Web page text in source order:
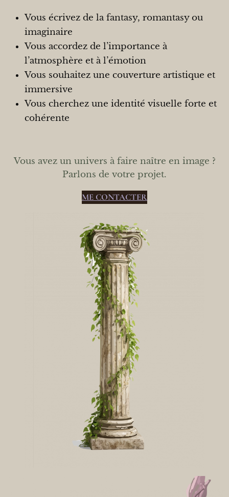
Vous écrivez de la fantasy, romantasy ou
imaginaire
Vous accordez de l’importance à
l’atmosphère et à l’émotion
Vous souhaitez une couverture artistique et
immersive
Vous cherchez une identité visuelle forte et
cohérente
Vous avez un univers à faire naître en image ?
Parlons de votre projet.
ME CONTACTER